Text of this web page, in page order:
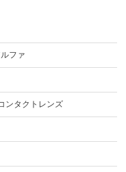
ファ
ンタクトレンズ